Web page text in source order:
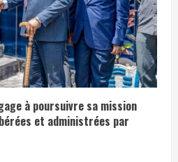
à poursuivre sa mission
et administrées par